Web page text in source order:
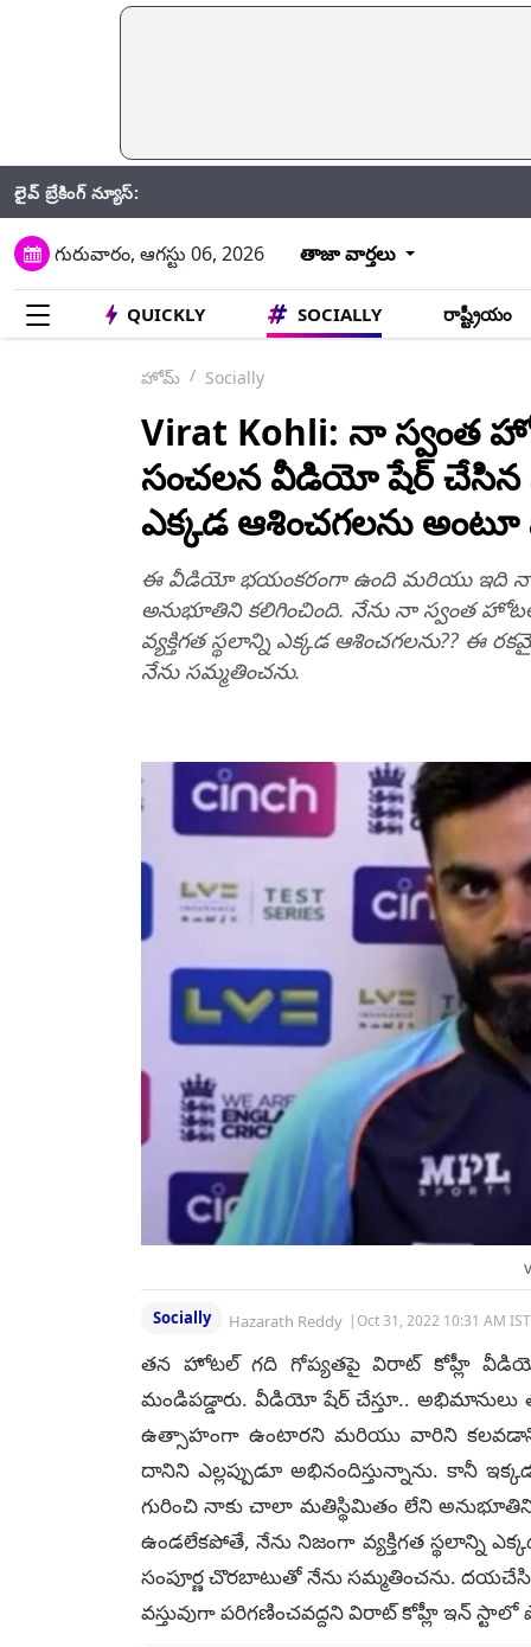
లైవ్ బ్రేకింగ్ న్యూస్:
గురువారం, ఆగస్టు 06, 2026 తాజా వార్తలు
QUICKLY SOCIALLY రాష్ట్రీయం
హోమ్ Socially
Virat Kohli: నా స్వంత
సంచలన వీడియో షేర్ చేసిన
ఎక్కడ ఆశించగలను అంటూ
ఈ వీడియో భయంకరంగా ఉంది మరియు ఇది నా
అనుభూతిని కలిగించింది. నేను నా స్వంత
వ్యక్తిగత స్థలాన్ని ఎక్కడ ఆశించగలను??
నేను సమ్మతించను.
Socially Hazarath Reddy | Oct 31, 2022 10:31 AM IST
తన హోటల్ గది గోప్యతపై విరాట్ కోహ్లీ
మండిపడ్డారు. వీడియో షేర్ చేస్తూ..
ఉత్సాహంగా ఉంటారని మరియు వారిని కలవడానికి
దానిని ఎల్లప్పుడూ అభినందిస్తున్నాను.
గురించి నాకు చాలా మతిస్థిమితం లేని
ఉండలేకపోతే, నేను నిజంగా వ్యక్తిగత స్థలాన్ని
సంపూర్ణ చొరబాటుతో నేను సమ్మతించను.
వస్తువుగా పరిగణించవద్దని విరాట్ కోహ్లీ ఇన్ స్టాలో